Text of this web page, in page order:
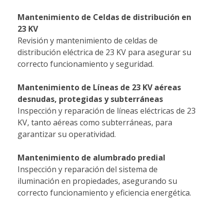
Mantenimiento de Celdas de distribución en
23 KV
Revisión y mantenimiento de celdas de
distribución eléctrica de 23 KV para asegurar su
correcto funcionamiento y seguridad.
Mantenimiento de Líneas de 23 KV aéreas
desnudas, protegidas y subterráneas
Inspección y reparación de líneas eléctricas de 23
KV, tanto aéreas como subterráneas, para
garantizar su operatividad.
Mantenimiento de alumbrado predial
Inspección y reparación del sistema de
iluminación en propiedades, asegurando su
correcto funcionamiento y eficiencia energética.